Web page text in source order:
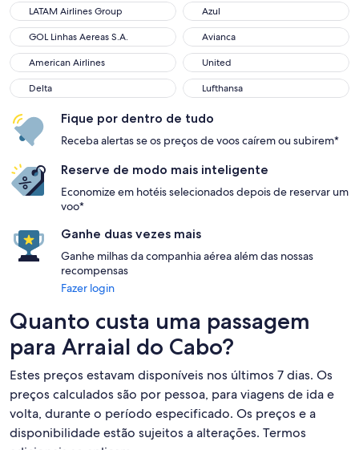
LATAM Airlines Group
LATAM Airlines Group Azul
Azul
GOL Linhas Aereas S.A.
GOL Linhas Aereas S.A. Avianca
Avianca
American Airlines
American Airlines United
United
Delta
Delta Lufthansa
Lufthansa
Fique por dentro de tudo
Receba alertas se os preços de voos caírem ou subirem*
Reserve de modo mais inteligente
Economize em hotéis selecionados depois de reservar um
voo*
Ganhe duas vezes mais
Ganhe milhas da companhia aérea além das nossas
recompensas
Fazer login
Quanto custa uma passagem
para Arraial do Cabo?
Estes preços estavam disponíveis nos últimos 7 dias. Os
preços calculados são por pessoa, para viagens de ida e
volta, durante o período especificado. Os preços e a
disponibilidade estão sujeitos a alterações. Termos